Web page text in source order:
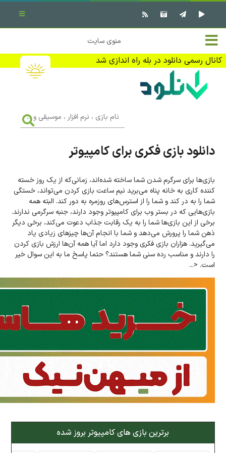
خانه
تماس با ما
تبلیغات
منوی سایت
کانال رسمی دانلود در بله راه اندازی شد
✖ بستن منو
نرم افزار کامپیوتر
بازی کامپیوتر
کتاب
وبلاگ
جهت دریافت آخرین اخبار و اطلاعات ما را در کانال رسمی دانلود در
بله دنبال کنید (ورود)
بازی
،
موسیقی
دانلود بازی فکری برای کامپیوتر
بازی‌ها برای سرگرم شدن شما ساخته شده‌اند، زمانی‌که از یک روز خسته
کننده کاری به خانه پناه می‌برید نیم ساعت بازی کردن می‌تواند، خستگی
شما را به در کند و شما را از استرس‌های روزمره به دور کند. البته همه
بازی‌هایی که در بستر وب برای کامپیوتر وجود دارند، جنبه سرگرمی ندارند.
برخی از این بازی‌ها شما را به یک رقابت جذاب دعوت می‌کند، برخی دیگر
ذهن شما را پرورش می‌دهد و شما با انجام آن‌ها چیزهای زیادی یاد
می‌گیرید. هزاران بازی فکری وجود دارد اما آیا همه آن‌ها ارزش بازی کردن
را دارند و مناسب رده سنی شما هستند؟ حتما پاسخ ما به این سوال خیر
است. <...
برترین بازی های کامپیوتر بروز شده